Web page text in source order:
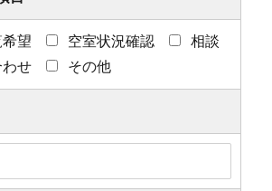
望 空室状況確認
相談
わせ
その他